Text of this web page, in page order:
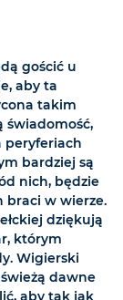
gościć u
aby ta
takim
świadomość,
peryferiach
bardziej są
nich, będzie
braci w wierze.
dziękują
którym
Wigierski
dawne
aby tak jak